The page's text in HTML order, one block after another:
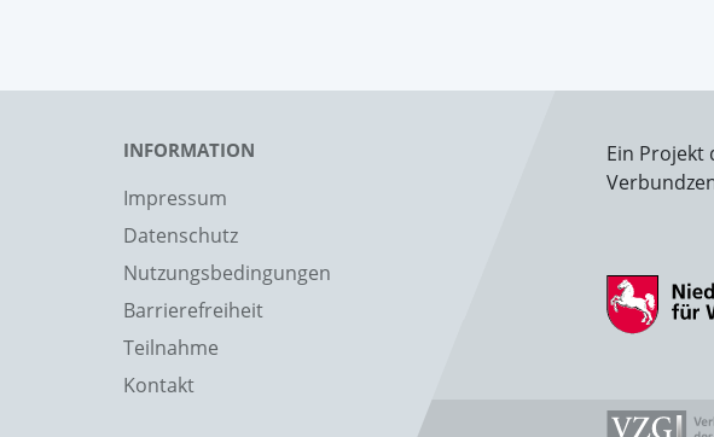
INFORMATION
Impressum
Datenschutz
Nutzungsbedingungen
Barrierefreiheit
Teilnahme
Kontakt
Ein Projekt